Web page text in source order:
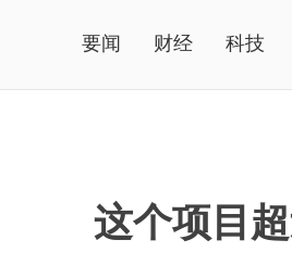
要闻 财经 科技
这个项目